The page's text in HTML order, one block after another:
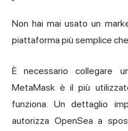
Non hai mai usato un
piattaforma più semplice
È necessario collegare
MetaMask è il più
funziona. Un dettaglio
autorizza OpenSea a